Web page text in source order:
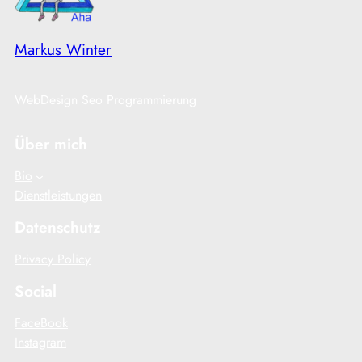
Markus Winter